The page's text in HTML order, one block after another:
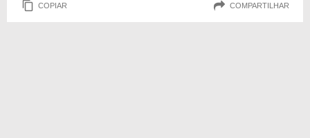
COPIAR COMPARTILHAR